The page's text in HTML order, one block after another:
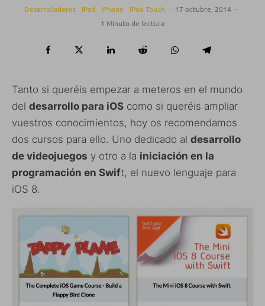
Desarrolladores
iPad iPhone iPod Touch · 17 octubre, 2014 ·
1 Minuto de lectura
Tanto si queréis empezar a meteros en el mundo
del desarrollo para iOS como si queréis ampliar
vuestros conocimientos, hoy os recomendamos
dos cursos para ello. Uno dedicado al desarrollo
de videojuegos y otro a la iniciación en la
programación en Swift, el nuevo lenguaje para
iOS 8.